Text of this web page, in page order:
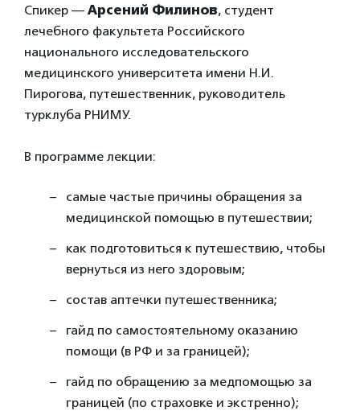
Спикер — Арсений Филинов, студент
лечебного факультета Российского
национального исследовательского
медицинского университета имени Н.И.
Пирогова, путешественник, руководитель
турклуба РНИМУ.
В программе лекции:
самые частые причины обращения за
медицинской помощью в путешествии;
как подготовиться к путешествию, чтобы
вернуться из него здоровым;
состав аптечки путешественника;
гайд по самостоятельному оказанию
помощи (в РФ и за границей);
гайд по обращению за медпомощью за
границей (по страховке и экстренно);